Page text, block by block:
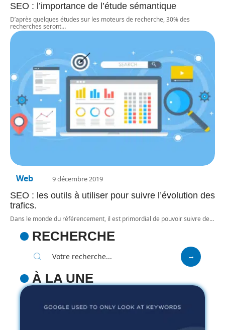
SEO : l’importance de l’étude sémantique
D’après quelques études sur les moteurs de recherche, 30% des
recherches seront…
Web 9 décembre 2019
SEO : les outils à utiliser pour suivre l’évolution des
trafics.
Dans le monde du référencement, il est primordial de pouvoir suivre de…
RECHERCHE
À LA UNE